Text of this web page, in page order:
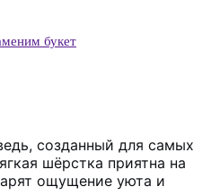
букет
созданный для самых
шёрстка приятна на
ощущение уюта и